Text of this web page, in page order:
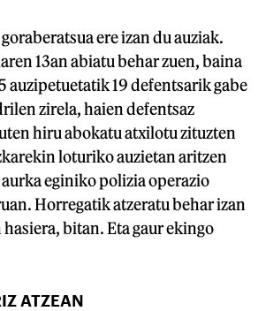
ere izan du auziak.
13an abiatu behar zuen, baina
auzipetuetatik 19 defentsarik gabe
zirela, haien defentsaz
hiru abokatu atxilotu zituzten
loturiko auzietan aritzen
eginiko polizia operazio
Horregatik atzeratu behar izan
bitan. Eta gaur ekingo
ATZEAN